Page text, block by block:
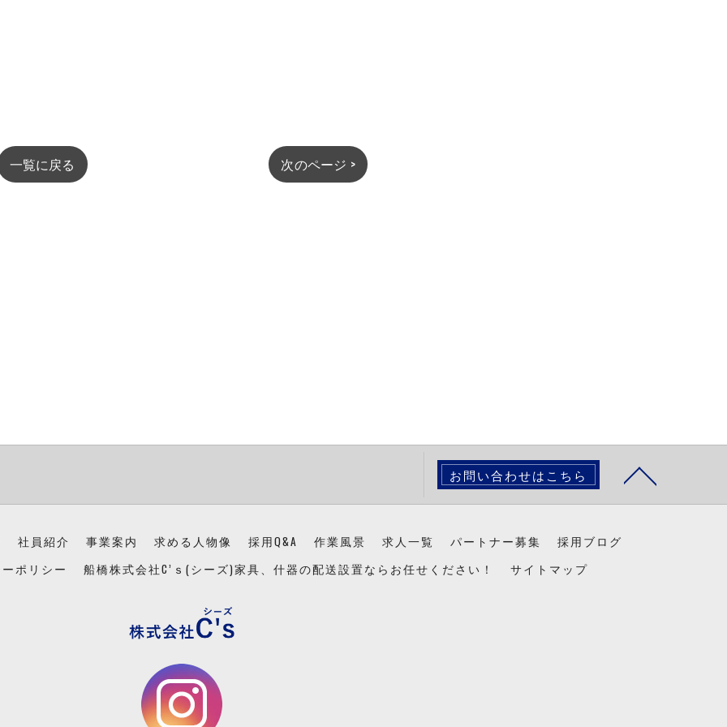
一覧に戻る 次のページ >
お問い合わせはこちら
社員紹介 事業案内 求める人物像 採用Q&A 作業風景 求人一覧 パートナー募集
採用ブログ
ポリシー 船橋株式会社C’ｓ(シーズ)家具、什器の配送設置ならお任せください！ サイトマップ